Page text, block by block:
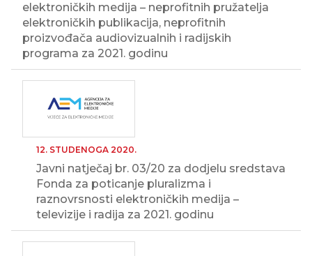
elektroničkih medija – neprofitnih pružatelja
elektroničkih publikacija, neprofitnih
proizvođača audiovizualnih i radijskih
programa za 2021. godinu
12. STUDENOGA 2020.
Javni natječaj br. 03/20 za dodjelu sredstava
Fonda za poticanje pluralizma i
raznovrsnosti elektroničkih medija –
televizije i radija za 2021. godinu